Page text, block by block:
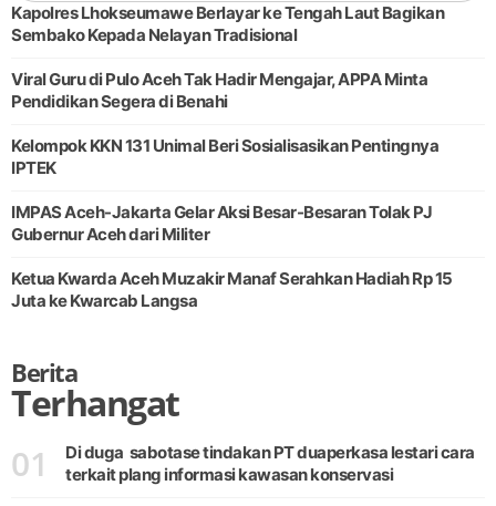
Kapolres Lhokseumawe Berlayar ke Tengah Laut Bagikan
Sembako Kepada Nelayan Tradisional
Viral Guru di Pulo Aceh Tak Hadir Mengajar, APPA Minta
Pendidikan Segera di Benahi
Kelompok KKN 131 Unimal Beri Sosialisasikan Pentingnya
IPTEK
IMPAS Aceh-Jakarta Gelar Aksi Besar-Besaran Tolak PJ
Gubernur Aceh dari Militer
Ketua Kwarda Aceh Muzakir Manaf Serahkan Hadiah Rp 15
Juta ke Kwarcab Langsa
Berita
Terhangat
01
Di duga sabotase tindakan PT duaperkasa lestari cara
terkait plang informasi kawasan konservasi